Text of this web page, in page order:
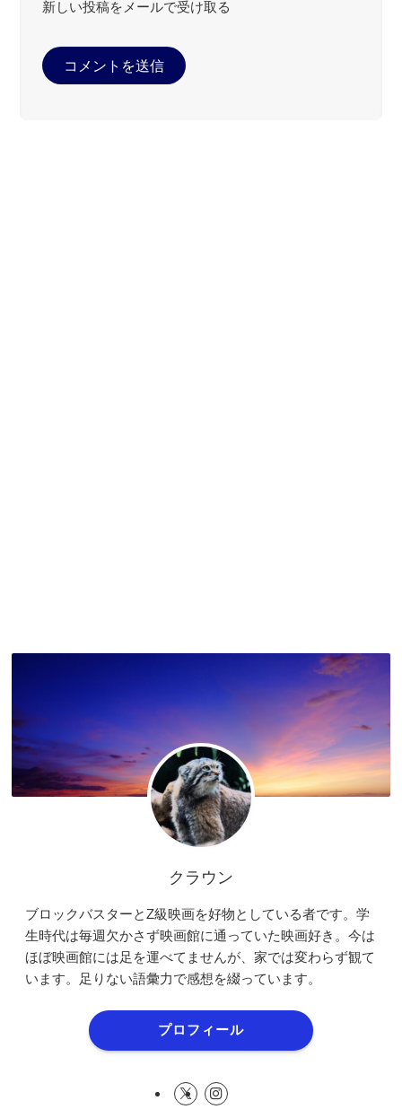
新しい投稿をメールで受け取る
クラウン
ブロックバスターとZ級映画を好物としている者です。学
生時代は毎週欠かさず映画館に通っていた映画好き。今は
ほぼ映画館には足を運べてませんが、家では変わらず観て
います。足りない語彙力で感想を綴っています。
プロフィール